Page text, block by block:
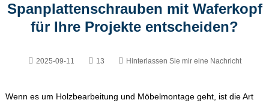
Spanplattenschrauben mit Waferkopf
für Ihre Projekte entscheiden?
2025-09-11 13 Hinterlassen Sie mir eine Nachricht
Wenn es um Holzbearbeitung und Möbelmontage geht, ist die Art